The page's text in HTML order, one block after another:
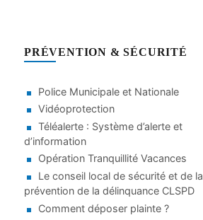
PRÉVENTION & SÉCURITÉ
Police Municipale et Nationale
Vidéoprotection
Téléalerte : Système d’alerte et
d’information
Opération Tranquillité Vacances
Le conseil local de sécurité et de la
prévention de la délinquance CLSPD
Comment déposer plainte ?